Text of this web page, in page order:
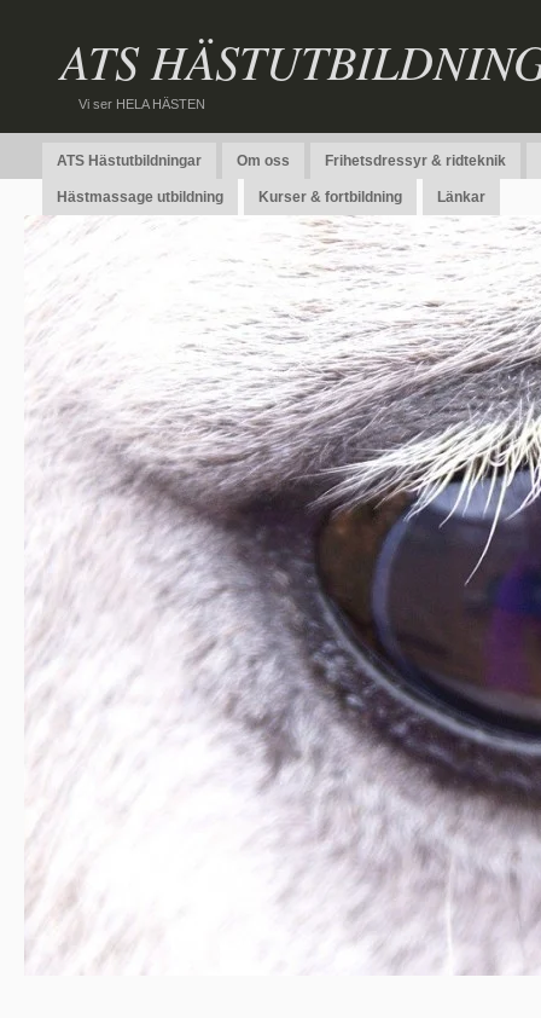
ATS
Vi ser HELA HÄSTEN
ATS Hästutbildningar Om oss Frihetsdressyr & ridteknik
Hästmassage utbildning Kurser & fortbildning Länkar